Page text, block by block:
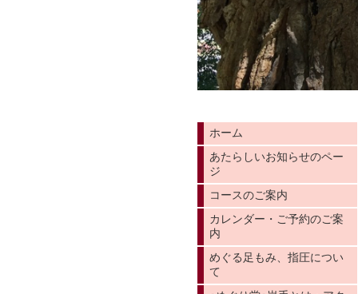
ホーム
あたらしいお知らせのペー
ジ
コースのご案内
カレンダー・ご予約のご案
内
めぐる足もみ、指圧につい
て